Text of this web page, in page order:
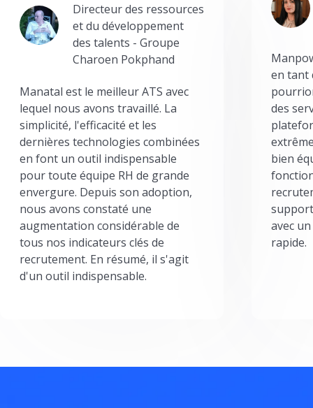
Directeur des ressources
et du développement
des talents - Groupe
Charoen Pokphand
Manatal est le meilleur ATS avec
lequel nous avons travaillé. La
simplicité, l'efficacité et les
dernières technologies combinées
en font un outil indispensable
pour toute équipe RH de grande
envergure. Depuis son adoption,
nous avons constaté une
augmentation considérable de
tous nos indicateurs clés de
recrutement. En résumé, il s'agit
d'un outil indispensable.
en tant
des
bien
avec
rapide.